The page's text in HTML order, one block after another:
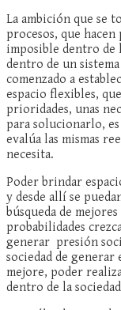
La ambición que se
procesos, que
imposible dentro de
dentro de un
comenzado a
espacio flexibles,
prioridades, unas
para solucionarlo,
evalúa las mismas
necesita.
Poder brindar
y desde allí se
búsqueda de
probabilidades
generar presión
sociedad de generar
mejore, poder
dentro de la